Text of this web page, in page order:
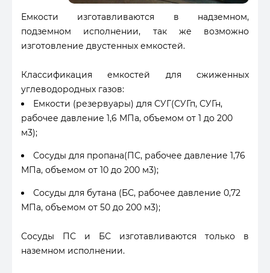
Емкости изготавливаются в надземном,
подземном исполнении, так же возможно
изготовление двустенных емкостей.
Классификация емкостей для сжиженных
углеводородных газов:
Емкости (резервуары) для СУГ(СУГп, СУГн,
рабочее давление 1,6 МПа, объемом от 1 до 200
м3);
Сосуды для пропана(ПС, рабочее давление 1,76
МПа, объемом от 10 до 200 м3);
Сосуды для бутана (БС, рабочее давление 0,72
МПа, объемом от 50 до 200 м3);
Сосуды ПС и БС изготавливаются только в
наземном исполнении.